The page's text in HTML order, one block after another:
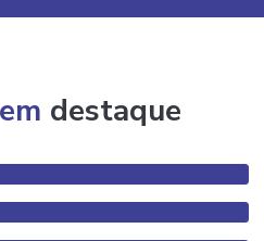
destaque
para cosmeticos
de aditivos